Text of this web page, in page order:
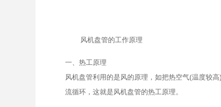
风机盘管的工作原理
一、热工原理
风机盘管利用的是风的原理，如把热空气(温度较
流循环，这就是风机盘管的热工原理。